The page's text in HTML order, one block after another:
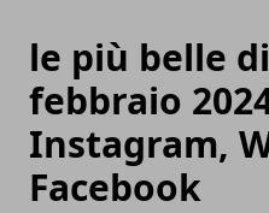
le più belle
febbraio
Instagram,
Facebook